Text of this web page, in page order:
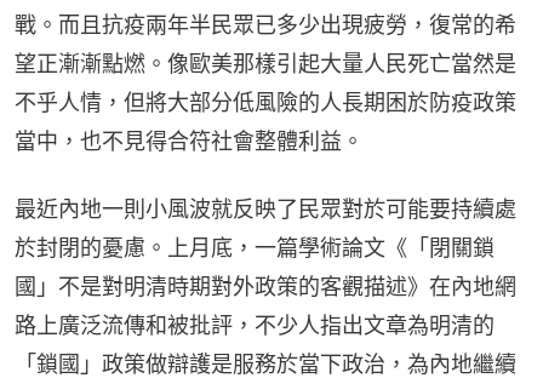
戰。而且抗疫兩年半民眾已多少出現疲勞，復常的希
望正漸漸點燃。像歐美那樣引起大量人民死亡當然是
不乎人情，但將大部分低風險的人長期困於防疫政策
當中，也不見得合符社會整體利益。
最近內地一則小風波就反映了民眾對於可能要持續處
於封閉的憂慮。上月底，一篇學術論文《「閉關鎖
國」不是對明清時期對外政策的客觀描述》在內地網
路上廣泛流傳和被批評，不少人指出文章為明清的
「鎖國」政策做辯護是服務於當下政治，為內地繼續